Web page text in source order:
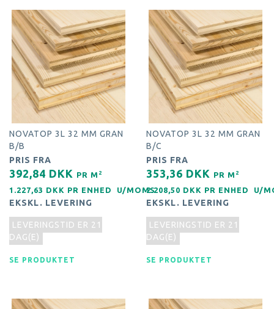
NOVATOP 3L 32 MM GRAN
B/B
PRIS FRA
392,84 DKK PR M 2
1.227,63 DKK PR ENHED U/MOMS
EKSKL. LEVERING
LEVERINGSTID ER 21
DAG(E)
SE PRODUKTET
NOVATOP 3L 32 MM GRAN
B/C
PRIS FRA
353,36 DKK PR M 2
2.208,50 DKK PR ENHED U/
EKSKL. LEVERING
LEVERINGSTID ER 21
DAG(E)
SE PRODUKTET